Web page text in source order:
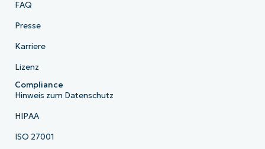
FAQ
Presse
Karriere
Lizenz
Compliance
Hinweis zum Datenschutz
HIPAA
ISO 27001